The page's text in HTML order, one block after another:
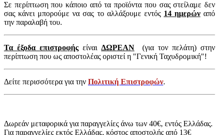
Σε περίπτωση που κάποιο από τα προϊόντα που σας στείλαμε δεν
σας κάνει μπορούμε να σας το αλλάξουμε εντός 14 ημερώναπό
την παραλαβή του.
Τα έξοδα επιστροφής είναι ΔΩΡΕΑΝ (για τον πελάτη) στην
περίπτωση που ως αποστολέας οριστεί η "Γενική Ταχυδρομική"!
Δείτε περισσότερα για την Πολιτική Επιστροφών.
Δωρεάν μεταφορικά για παραγγελίες άνω των 40€, εντός Ελλάδας.
Για παραγγελίες εκτός Ελλάδας, κόστος αποστολής από 13€